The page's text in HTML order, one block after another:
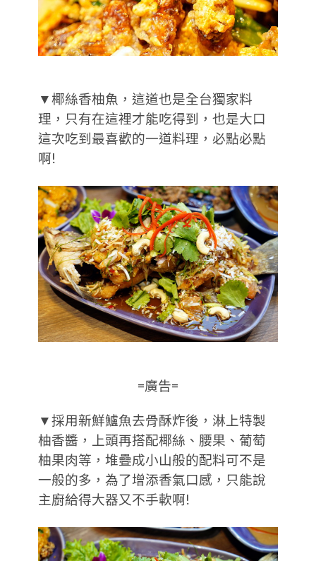
▼椰絲香柚魚，這道也是全台獨家料
理，只有在這裡才能吃得到，也是大口
這次吃到最喜歡的一道料理，必點必點
啊!
=廣告=
▼採用新鮮鱸魚去骨酥炸後，淋上特製
柚香醬，上頭再搭配椰絲、腰果、葡萄
柚果肉​等，堆疊成小山般的配料可不是
一般的多，為了增添香氣口感，只能說
主廚給得大器又不手軟啊!